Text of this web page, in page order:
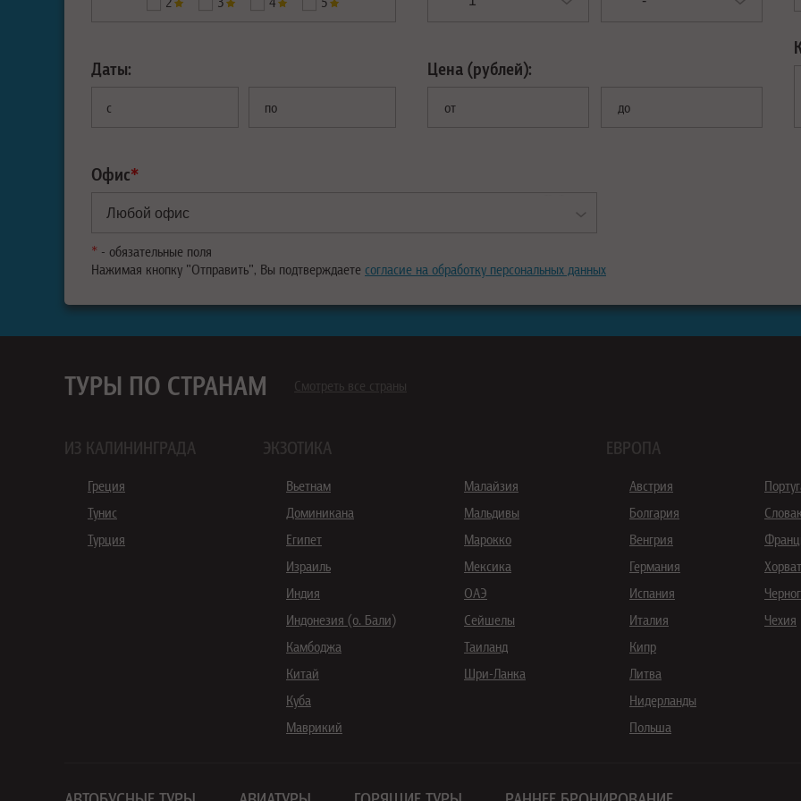
Даты:
с по
Цена (рублей):
от до
Офис*
* - обязательные поля
Нажимая кнопку "Отправить", Вы подтверждаете согласие на обработку персональных данных
ТУРЫ ПО СТРАНАМ Смотреть все страны
ИЗ КАЛИНИНГРАДА
Греция
Тунис
Турция
ЭКЗОТИКА
Вьетнам
Доминикана
Египет
Израиль
Индия
Индонезия (о. Бали)
Камбоджа
Китай
Куба
Маврикий
Малайзия
Мальдивы
Марокко
Мексика
ОАЭ
Сейшелы
Таиланд
Шри-Ланка
ЕВРОПА
Австрия
Болгария
Венгрия
Германия
Испания
Италия
Кипр
Литва
Нидерланды
Польша
Чехия